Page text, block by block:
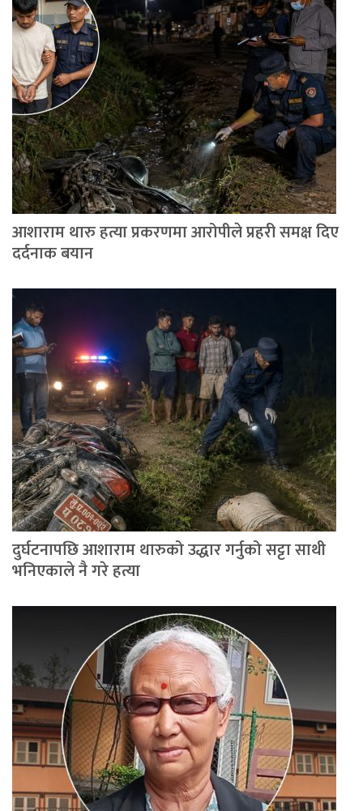
आशाराम थारु हत्या प्रकरणमा आरोपीले प्रहरी समक्ष दिए
दर्दनाक बयान
दुर्घटनापछि आशाराम थारुको उद्धार गर्नुको सट्टा साथी
भनिएकाले नै गरे हत्या